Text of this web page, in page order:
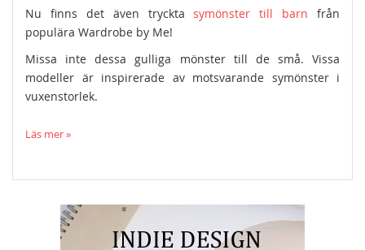
Nu finns det även trycktasymönster till barn från
populära Wardrobe by Me!
Missa inte dessa gulliga mönster till de små. Vissa
modeller är inspirerade av motsvarande symönster i
vuxenstorlek.
Läs mer »